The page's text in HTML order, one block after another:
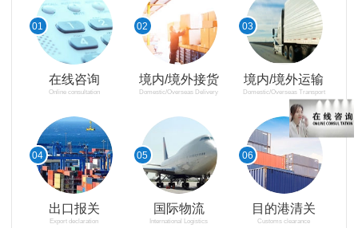
01
在线咨询
Online consultation
02
境内/境外接货
Domestic/Overseas Delivery
03
境内/境外运输
Domestic/Overseas Transport
04
出口报关
Export declaration
05
国际物流
International Logistics
06
目的港清关
Customs clearance